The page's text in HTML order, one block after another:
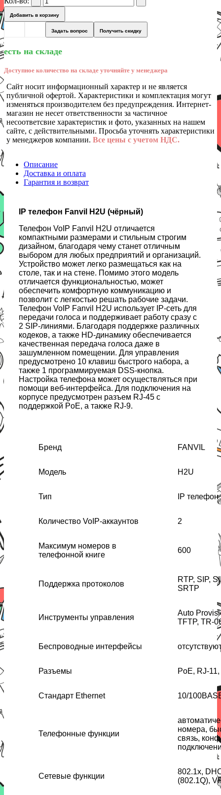
Добавить в корзину
Задать вопрос Получить скидку
есть на складе
Доступное количество на складе уточняйте у менеджера
Сайт носит информационный характер и не является
публичной офертой. Характеристики и комплектация могут
изменяться производителем без предупреждения. Интернет-
магазин не несет ответственности за частичное
несоответсвие характеристик и фото, указанных на нашем
сайте, с действительными. Просьба уточнять характеристики
у менеджеров компании. Все цены с учетом НДС.
Описание
Доставка и оплата
Гарантия и возврат
IP телефон Fanvil H2U (чёрный)
Телефон VoIP Fanvil H2U отличается
компактными размерами и стильным строгим
дизайном, благодаря чему станет отличным
выбором для любых предприятий и организаций.
Устройство может легко размещаться как на
столе, так и на стене. Помимо этого модель
отличается функциональностью, может
обеспечить комфортную коммуникацию и
позволит с легкостью решать рабочие задачи.
Телефон VoIP Fanvil H2U использует IP-сеть для
передачи голоса и поддерживает работу сразу с
2 SIP-линиями. Благодаря поддержке различных
кодеков, а также HD-динамику обеспечивается
качественная передача голоса даже в
зашумленном помещении. Для управления
предусмотрено 10 клавиш быстрого набора, а
также 1 программируемая DSS-кнопка.
Настройка телефона может осуществляться при
помощи веб-интерфейса. Для подключения на
корпусе предусмотрен разъем RJ-45 с
поддержкой PoE, а также RJ-9.
Бренд FANVIL
Модель H2U
Тип IP телефон
Количество VoIP-аккаунтов 2
Максимум номеров в
телефонной книге
600
Поддержка протоколов
RTP, SIP,
SRTP
Инструменты управления
Auto
TFTP, TR-
Беспроводные интерфейсы
Разъемы PoE, RJ-
Стандарт Ethernet 10/
Телефонные функции
номера,
связь,
Сетевые функции
802.1x,
(802.1Q),